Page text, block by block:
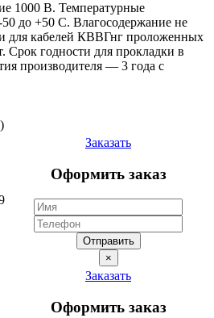
1000 В. Температурные
50 до +50 С. Влагосодержание не
для кабелей КВВГнг проложенных
Срок годности для прокладки в
производителя — 3 года с
Заказать
Оформить заказ
Отправить
×
Заказать
Оформить заказ